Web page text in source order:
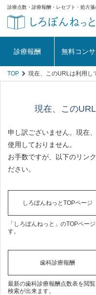
診療点数・診療報酬・レセプト・処方
診療報酬 無料コン
TOP 現在、このURLは利用し
現在、この
申し訳ございません。現在
使用しておりません。
お手数ですが、以下のリン
ださい。
しろぼんねっとTOPページ
「しろぼんねっと」のTOPペー
す。
歯科診療報酬
最新の歯科診療報酬点数表を閲覧
検索が出来ます。